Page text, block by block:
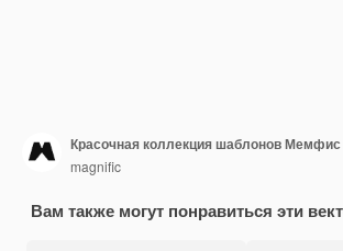
Красочная коллекция шаблонов Мемфис
magnific
Вам также могут понравиться эти